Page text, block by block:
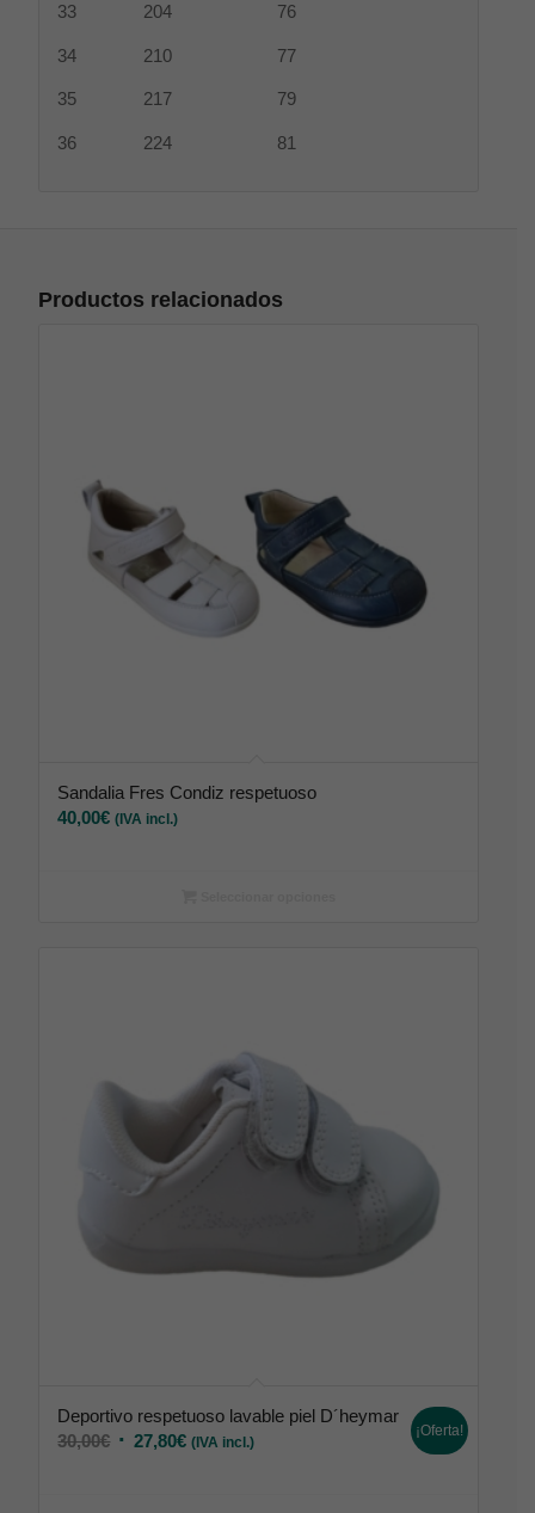
33 204 76
34 210 77
35 217 79
36 224 81
Productos relacionados
Sandalia Fres Condiz respetuoso
40,00€ (IVA incl.)
Deportivo respetuoso lavable piel D´heymar
30,00€ 27,80€ (IVA incl.)
¡Oferta!